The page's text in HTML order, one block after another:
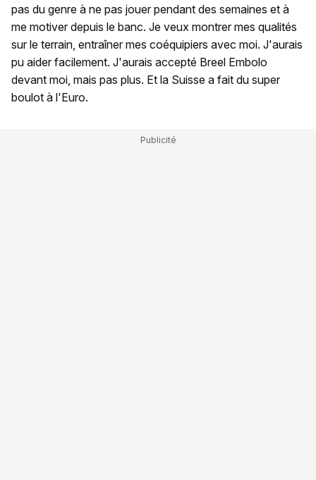
pas du genre à ne pas jouer pendant des semaines et à
me motiver depuis le banc. Je veux montrer mes qualités
sur le terrain, entraîner mes coéquipiers avec moi. J'aurais
pu aider facilement. J'aurais accepté Breel Embolo
devant moi, mais pas plus. Et la Suisse a fait du super
boulot à l'Euro.